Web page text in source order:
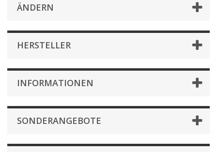
ÄNDERN
HERSTELLER
INFORMATIONEN
SONDERANGEBOTE